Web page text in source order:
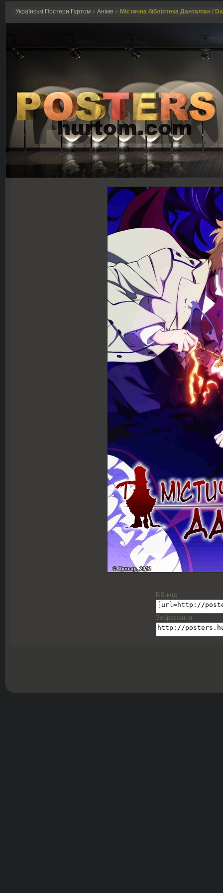
Українські Постери Гуртом » Аніме » Містична бібліотека Данталіан /
ББ-код
Зображення